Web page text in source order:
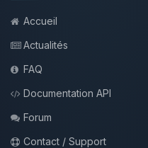
Accueil
Actualités
FAQ
Documentation API
Forum
Contact / Support